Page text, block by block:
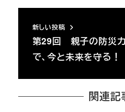
新しい投稿
第29回 親子の防災
で、今と未来を守る！
関連記